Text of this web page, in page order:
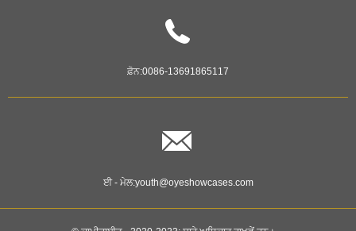
ਫ਼ੋਨ:0086-13691865117
ਈ - ਮੇਲ:youth@oyeshowcases.com